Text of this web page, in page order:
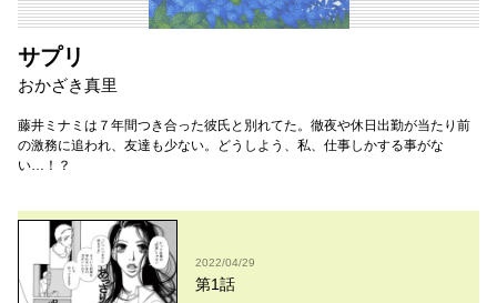
サプリ
おかざき真里
藤井ミナミは７年間つき合った彼氏と別れてた。徹夜や休日出勤が当たり前
の激務に追われ、友達も少ない。どうしよう、私、仕事しかする事がな
い…！？
2022/04/29
第1話